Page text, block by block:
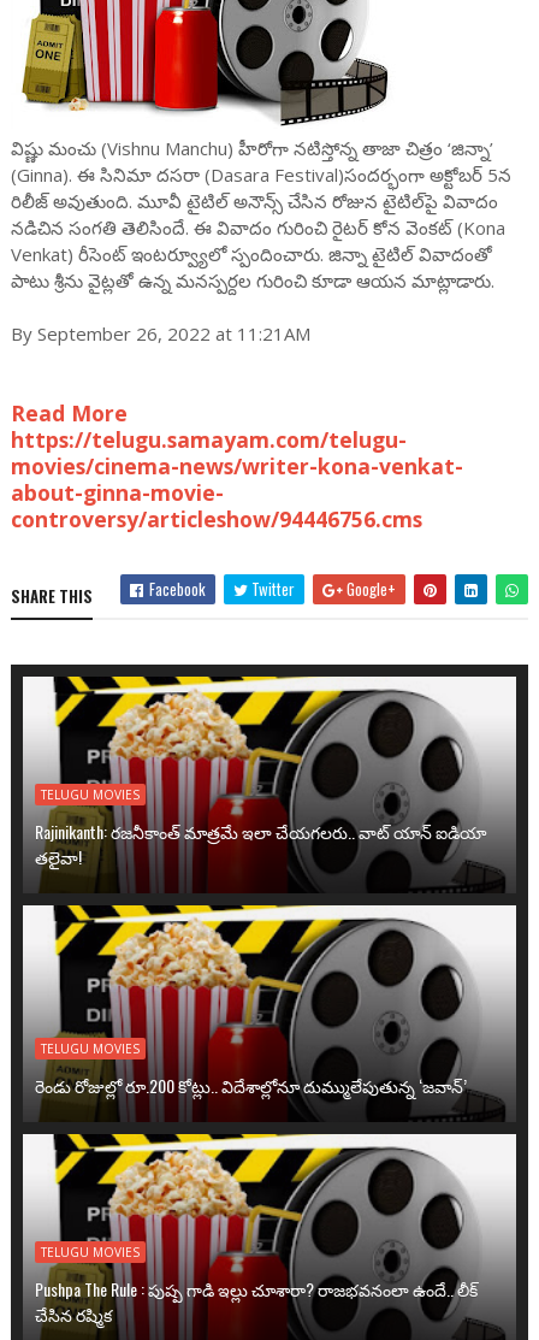
విష్ణు మంచు (Vishnu Manchu) హీరోగా న‌టిస్తోన్న తాజా చిత్రం ‘జిన్నా’
(Ginna). ఈ సినిమా ద‌స‌రా (Dasara Festival)సంద‌ర్భంగా అక్టోబ‌ర్ 5న
రిలీజ్ అవుతుంది. మూవీ టైటిల్ అనౌన్స్ చేసిన రోజున టైటిల్‌పై వివాదం
న‌డిచిన సంగ‌తి తెలిసిందే. ఈ వివాదం గురించి రైట‌ర్ కోన వెంక‌ట్ (Kona
Venkat) రీసెంట్ ఇంట‌ర్వ్యూలో స్పందించారు. జిన్నా టైటిల్ వివాదంతో
పాటు శ్రీను వైట్ల‌తో ఉన్న మ‌న‌స్ప‌ర్ద‌ల గురించి కూడా ఆయ‌న మాట్లాడారు.
By September 26, 2022 at 11:21AM
Read More
https://telugu.samayam.com/telugu-
movies/cinema-news/writer-kona-venkat-
about-ginna-movie-
controversy/articleshow/94446756.cms
SHARE THIS Facebook Twitter Google+
TELUGU MOVIES
Rajinikanth: రజనీకాంత్ మాత్రమే ఇలా చేయగలరు.. వాట్ యాన్ ఐడియా
తలైవా!
TELUGU MOVIES
రెండు రోజుల్లో రూ.200 కోట్లు.. విదేశాల్లోనూ దుమ్ములేపుతున్న ‘జవాన్’
TELUGU MOVIES
Pushpa The Rule : పుష్ప గాడి ఇల్లు చూశారా? రాజభవనంలా ఉందే.. లీక్
చేసిన రష్మిక